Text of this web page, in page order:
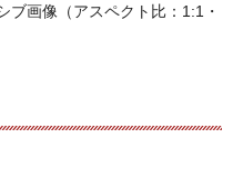
ブ画像（アスペクト比：1:1・